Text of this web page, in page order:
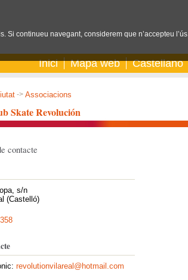
Inici Mapa web Castellano
-> Associacions
Skate Revolución
contacte
s/n
(Castelló)
revolutionvilareal@hotmail.com
continueu navegant, considerem que n’accepteu l’ús.